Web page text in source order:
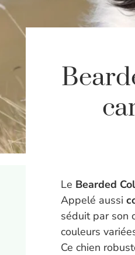
Le Bearded
Appelé aussi
séduit par son
couleurs
Ce chien